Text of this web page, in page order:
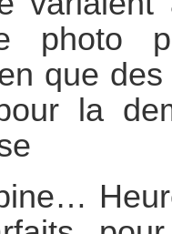
photo
que
la